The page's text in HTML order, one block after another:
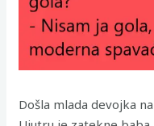
Došla mlada devojka